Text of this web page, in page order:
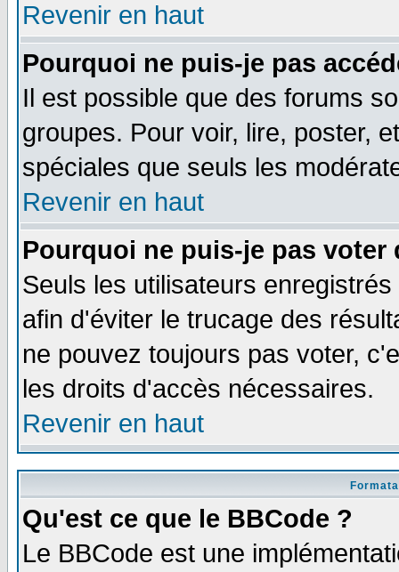
Revenir en haut
Pourquoi ne puis-je pas
Il est possible que des forums
groupes. Pour voir, lire, poster,
spéciales que seuls les
Revenir en haut
Pourquoi ne puis-je pas voter
Seuls les utilisateurs
afin d'éviter le trucage des
ne pouvez toujours pas voter,
les droits d'accès nécessaires.
Revenir en haut
Qu'est ce que le BBCode ?
Le BBCode est une